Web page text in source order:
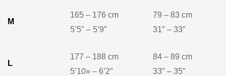
M
165 – 176 cm
5’5″ – 5’9″
79 – 83 cm
31″ – 33″
L
177 – 188 cm
5’10» – 6’2″
84 – 89 cm
33″ – 35″